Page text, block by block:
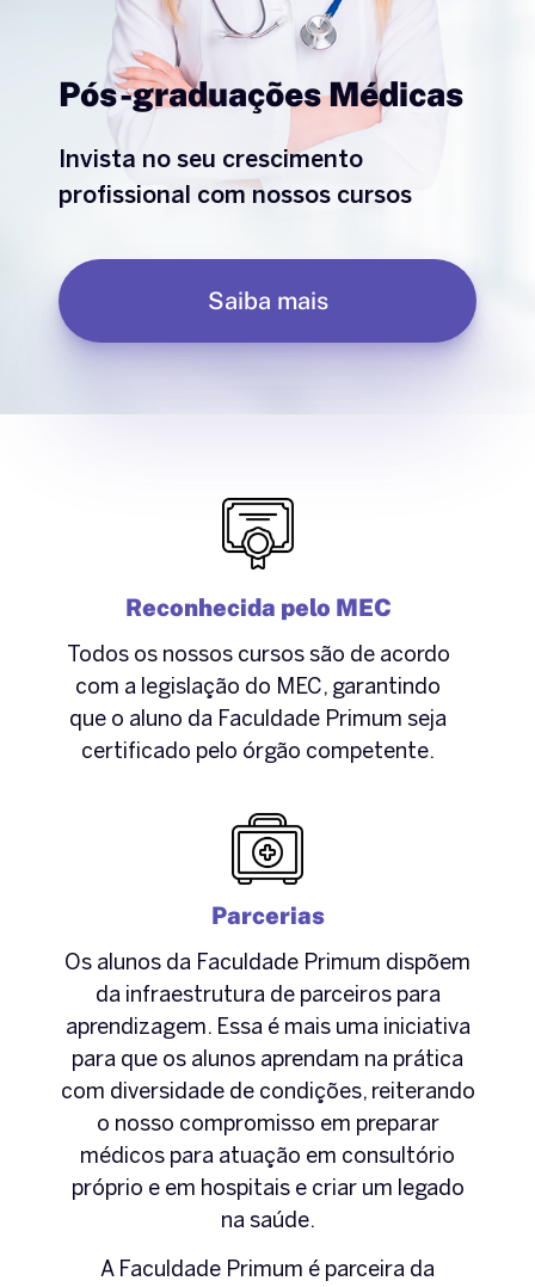
Pós-graduações Médicas
Invista no seu crescimento
profissional com nossos cursos
Saiba mais
Reconhecida pelo MEC
Todos os nossos cursos são de acordo
com a legislação do MEC, garantindo
que o aluno da Faculdade Primum seja
certificado pelo órgão competente.
Parcerias
Os alunos da Faculdade Primum dispõem
da infraestrutura de parceiros para
aprendizagem. Essa é mais uma iniciativa
para que os alunos aprendam na prática
com diversidade de condições, reiterando
o nosso compromisso em preparar
médicos para atuação em consultório
próprio e em hospitais e criar um legado
na saúde.
A Faculdade Primum é parceira da